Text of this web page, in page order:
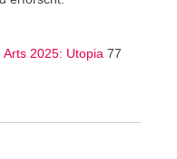
2025: Utopia 77